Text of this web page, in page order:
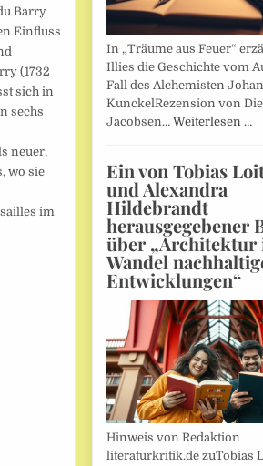
Barry
Einfluss
(1732
sich in
sechs
neuer,
wo sie
im
In „Träume aus Feuer“
Illies die Geschichte vom
Fall des Alchemisten
KunckelRezension von
Jacobsen… Weiterlesen …
Ein von Tobias
und Alexandra
Hildebrandt
herausgegebener
über „Architektur
Wandel
Entwicklungen“
Hinweis von Redaktion
literaturkritik.de zuTobias